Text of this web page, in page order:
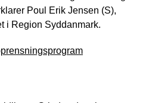
Poul Erik Jensen (S),
i Region Syddanmark.